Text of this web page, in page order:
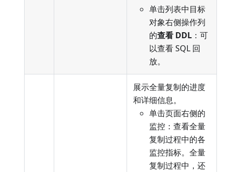
单击列表中目标
对象右侧操作列
的查看 DDL ：可
以查看 SQL 回
放。
展示全量复制的进度
和详细信息。
单击页面右侧的
监控：查看全量
复制过程中的各
监控指标。全量
复制过程中，还